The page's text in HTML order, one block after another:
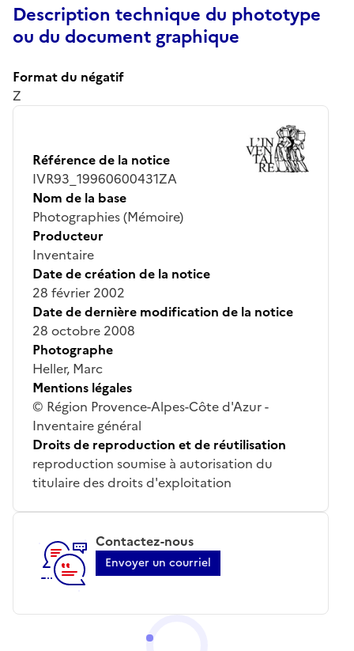
Description technique du phototype
ou du document graphique
Format du négatif
Z
Référence de la notice
IVR93_19960600431ZA
Nom de la base
Photographies (Mémoire)
Producteur
Inventaire
Date de création de la notice
28 février 2002
Date de dernière modification de la notice
28 octobre 2008
Photographe
Heller, Marc
Mentions légales
© Région Provence-Alpes-Côte d'Azur -
Inventaire général
Droits de reproduction et de réutilisation
reproduction soumise à autorisation du
titulaire des droits d'exploitation
Contactez-nous
Envoyer un courriel